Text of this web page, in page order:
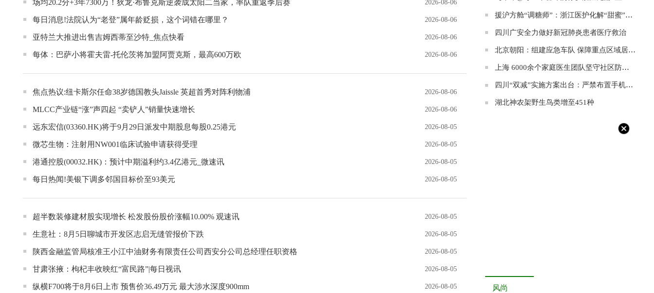
场均20.2分+3年7300万！狄龙·布鲁克斯逆袭成太阳二当家，率队重返季后赛 2026-08-06
每日消息!法院认为“老登”属年龄贬损，这个词错在哪里？ 2026-08-06
亚特兰大推进出售吉姆西蒂至沙特_焦点快看 2026-08-06
每体：巴萨小将霍夫雷-托伦茨将加盟阿贾克斯，最高600万欧 2026-08-06
焦点热议:纽卡斯尔任命38岁德国教头Jaissle 英超首秀对阵利物浦 2026-08-06
MLCC产业链“涨”声四起 “卖铲人”销量快速增长 2026-08-06
远东宏信(03360.HK)将于9月29日派发中期股息每股0.25港元 2026-08-05
微芯生物：注射用NW001临床试验申请获得受理 2026-08-05
港通控股(00032.HK)：预计中期溢利约3.4亿港元_微速讯 2026-08-05
每日热闻!美银下调多邻国目标价至93美元 2026-08-05
超半数装修建材股实现增长 松发股份股价涨幅10.00% 观速讯 2026-08-05
生意社：8月5日聊城市开发区志启无缝管报价下跌 2026-08-05
陕西金融监管局核准王小江中油财务有限责任公司西安分公司总经理任职资格 2026-08-05
甘肃张掖：枸杞丰收映红“富民路”|每日视讯 2026-08-05
纵横F700将于8月6日上市 预售价36.49万元 最大涉水深度900mm 2026-08-05
援沪方舱“调糖师”：浙江医护化解“甜蜜”的烦恼
四川广安全力做好新冠肺炎患者医疗救治
北京朝阳：组建应急车队 保障重点区域居民就医
上海 6000余个家庭医生团队坚守社区防控阵地
四川“双减”实施方案出台：严禁布置手机打卡作业
湖北神农架野生鸟类增至451种
风尚